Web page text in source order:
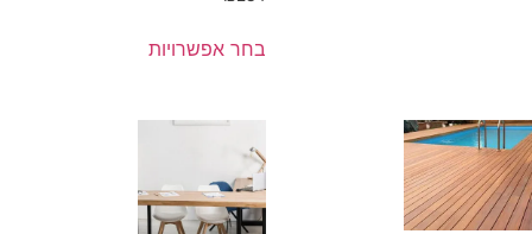
בחר אפשרויות